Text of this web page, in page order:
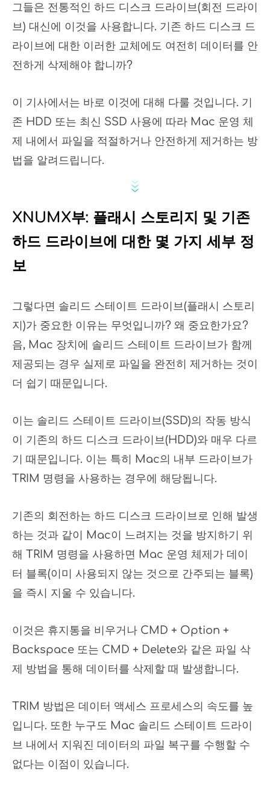
그들은 전통적인 하드 디스크 드라이브(회전 드라이
브) 대신에 이것을 사용합니다. 기존 하드 디스크 드
라이브에 대한 이러한 교체에도 여전히 데이터를 안
전하게 삭제해야 합니까?
이 기사에서는 바로 이것에 대해 다룰 것입니다. 기
존 HDD 또는 최신 SSD 사용에 따라 Mac 운영 체
제 내에서 파일을 적절하거나 안전하게 제거하는 방
법을 알려드립니다.
XNUMX부: 플래시 스토리지 및 기존
하드 드라이브에 대한 몇 가지 세부 정
보
그렇다면 솔리드 스테이트 드라이브(플래시 스토리
지)가 중요한 이유는 무엇입니까? 왜 중요한가요?
음, Mac 장치에 솔리드 스테이트 드라이브가 함께
제공되는 경우 실제로 파일을 완전히 제거하는 것이
더 쉽기 때문입니다.
이는 솔리드 스테이트 드라이브(SSD)의 작동 방식
이 기존의 하드 디스크 드라이브(HDD)와 매우 다르
기 때문입니다. 이는 특히 Mac의 내부 드라이브가
TRIM 명령을 사용하는 경우에 해당됩니다.
기존의 회전하는 하드 디스크 드라이브로 인해 발생
하는 것과 같이 Mac이 느려지는 것을 방지하기 위
해 TRIM 명령을 사용하면 Mac 운영 체제가 데이
터 블록(이미 사용되지 않는 것으로 간주되는 블록)
을 즉시 지울 수 있습니다.
이것은 휴지통을 비우거나 CMD + Option +
Backspace 또는 CMD + Delete와 같은 파일 삭
제 방법을 통해 데이터를 삭제할 때 발생합니다.
TRIM 방법은 데이터 액세스 프로세스의 속도를 높
입니다. 또한 누구도 Mac 솔리드 스테이트 드라이
브 내에서 지워진 데이터의 파일 복구를 수행할 수
없다는 이점이 있습니다.